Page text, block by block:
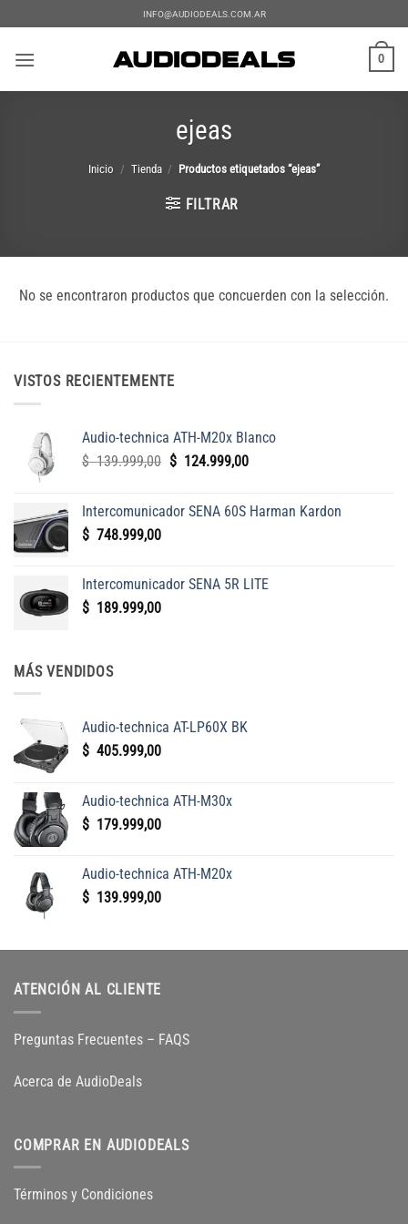
al
contenido
INFO@AUDIODEALS.COM.AR
0
ejeas
Inicio / Tienda / Productos etiquetados “ejeas”
FILTRAR
No se encontraron productos que concuerden con la selección.
VISTOS RECIENTEMENTE
Audio-technica ATH-M20x Blanco
$139.999,00 El
era:
$ 124.999,00El
es:
Intercomunicador SENA 60S Harman Kardon
$ 748.999,00
Intercomunicador SENA 5R LITE
$ 189.999,00
MÁS VENDIDOS
Audio-technica AT-LP60X BK
$ 405.999,00
Audio-technica ATH-M30x
$ 179.999,00
Audio-technica ATH-M20x
$ 139.999,00
ATENCIÓN AL CLIENTE
Preguntas Frecuentes – FAQS
Acerca de AudioDeals
COMPRAR EN AUDIODEALS
Términos y Condiciones